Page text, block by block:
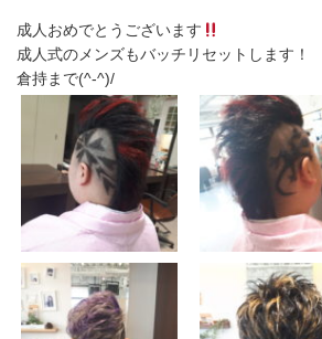
成人おめでとうございます
成人式のメンズもバッチリセットします！
倉持まで(^-^)/